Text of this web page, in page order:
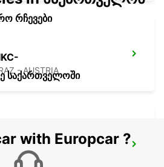
- AUSTRIA
რჩევები
საქართველოში
with Europcar ?